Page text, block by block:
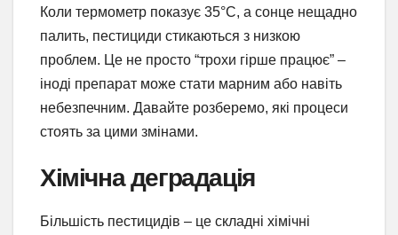
Коли термометр показує 35°C, а сонце нещадно
палить, пестициди стикаються з низкою
проблем. Це не просто “трохи гірше працює” –
іноді препарат може стати марним або навіть
небезпечним. Давайте розберемо, які процеси
стоять за цими змінами.
Хімічна деградація
Більшість пестицидів – це складні хімічні